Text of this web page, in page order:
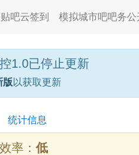
贴吧云签到 模拟城市吧吧务公
1.0已停止更新
版 以获取更新
统计信息
率： 低